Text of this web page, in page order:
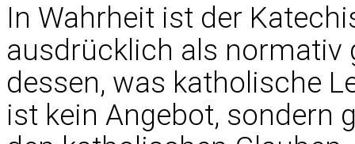
In Wahrheit ist der
ausdrücklich als
dessen, was katholische
ist kein Angebot, sondern